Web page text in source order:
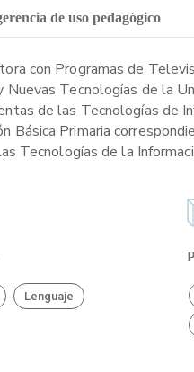
de uso pedagógico
con Programas de
Nuevas Tecnologías de la
de las Tecnologías de
Básica Primaria
Tecnologías de la
Lenguaje